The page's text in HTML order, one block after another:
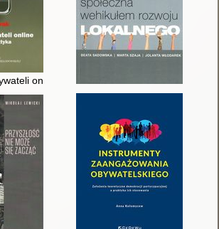
online : teorie a praktyka